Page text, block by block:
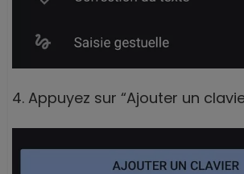
4. Appuyez sur “Ajouter un